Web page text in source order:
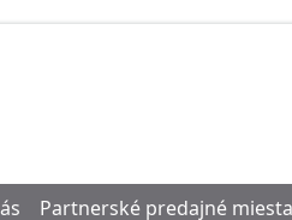
Partnerské predajné miesta